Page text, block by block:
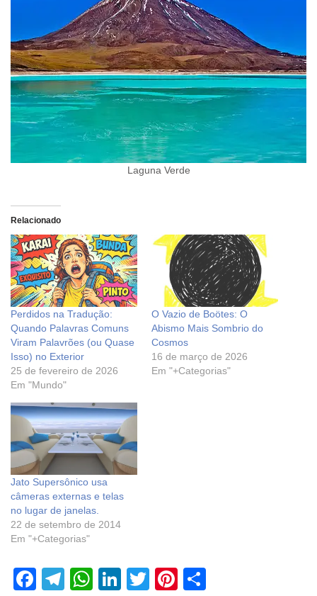
Laguna Verde
Relacionado
Perdidos na Tradução:
Quando Palavras Comuns
Viram Palavrões (ou Quase
Isso) no Exterior
25 de fevereiro de 2026
Em "Mundo"
O Vazio de Boötes: O
Abismo Mais Sombrio do
Cosmos
16 de março de 2026
Em "+Categorias"
Jato Supersônico usa
câmeras externas e telas
no lugar de janelas.
22 de setembro de 2014
Em "+Categorias"
F
T
W
Li
T
Pi